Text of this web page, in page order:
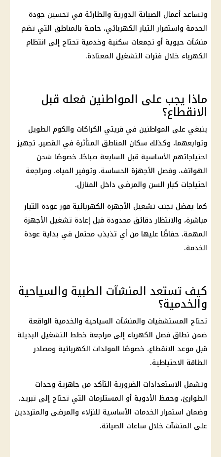
وتساعد أعمال الصيانة الدورية والطارئة في تحسين جودة
الخدمة واستقرار التيار الكهربائي، خاصة بالمناطق التي تضم
منشآت حيوية أو تجمعات سكنية وخدمية تحتاج إلى انتظام
الكهرباء خلال فترات التشغيل المعتادة.
ماذا يجب على المواطنين فعله قبل
الانقطاع؟
ينبغي على المواطنين في قريتي الكراكات والكوم الطويل
وتوابعهما، وكذلك سكان المناطق المتأثرة في القصير، تجهيز
احتياجاتهم الأساسية قبل السابعة صباحًا، خصوصًا شحن
الهواتف، وفصل الأجهزة الحساسة، وتوفير المياه، ومراجعة
احتياجات كبار السن والمرضى داخل المنازل.
كما يفضل تجنب تشغيل الأجهزة الكهربائية فور عودة التيار
مباشرة، والانتظار دقائق محدودة قبل إعادة تشغيل الأجهزة
المهمة، حفاظًا عليها من أي تذبذب محتمل في بداية عودة
الخدمة.
كيف تستعد المنشآت الطبية والسياحية
والخدمية؟
تحتاج المستشفيات والمنشآت السياحية والخدمية الواقعة
ضمن نطاق فصل الكهرباء إلى مراجعة خطط التشغيل البديلة
قبل موعد الانقطاع، خصوصًا المولدات الكهربائية ومصادر
الطاقة الاحتياطية.
وتشمل الاستعدادات الضرورية التأكد من جاهزية وحدات
الطوارئ، وحفظ الأدوية أو المستلزمات التي تحتاج إلى تبريد،
وضمان استمرار الخدمات الأساسية للنزلاء والمرضى والمترددين
على المنشآت خلال ساعات الصيانة.